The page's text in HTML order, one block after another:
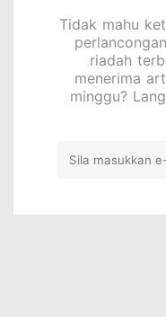
Tidak mahu
riadah
menerima
minggu?